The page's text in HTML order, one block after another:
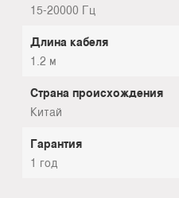
15-20000 Гц
Длина кабеля
1.2 м
Страна происхождения
Китай
Гарантия
1 год